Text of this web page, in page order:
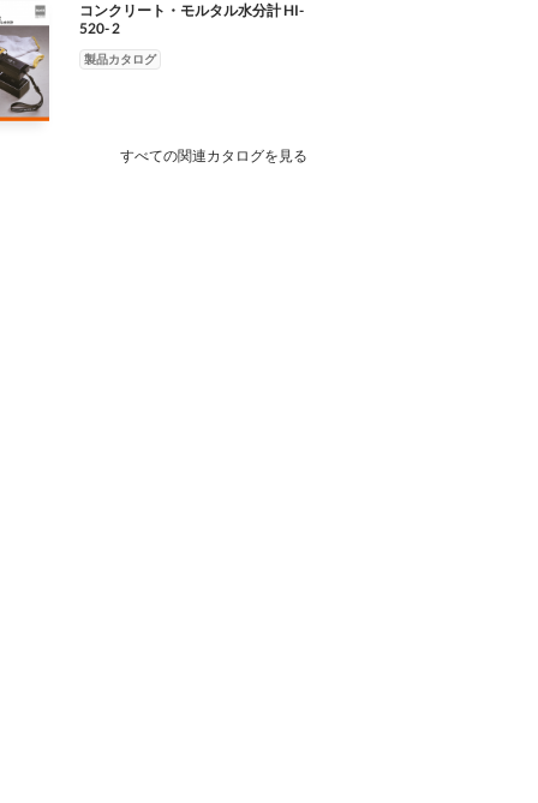
コンクリート・モルタル水分計 HI-
520- 2
製品カタログ
すべての関連カタログを見る